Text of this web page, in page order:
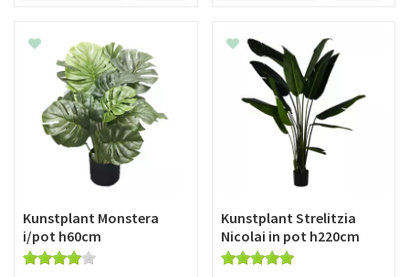
Kunstplant Monstera
i/pot h60cm
Kunstplant Strelitzia
Nicolai in pot h220cm